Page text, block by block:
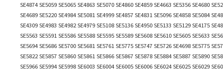
SE4874 SE5059 SE5065 SE4863 SE5070 SE4860 SE4859 SE4663 SE5356 SE4680
SE4689 SE5220 SE4984 SE5081 SE4999 SE4857 SE4831 SE5096 SE4858 SE5084
SE4309 SE4983 SE4982 SE4979 SE5108 SE5136 SE4950 SE5133 SE5129 SE4175
SE5563 SE5591 SE5586 SE5588 SE5595 SE5589 SE5608 SE5610 SE5605 SE5633
SE5694 SE5686 SE5700 SE5681 SE5761 SE5775 SE5747 SE5726 SE4698 SE5775
SE5822 SE5857 SE5860 SE5861 SE5866 SE5867 SE5878 SE5884 SE5887 SE5890
SE5966 SE5994 SE5998 SE6003 SE6004 SE6005 SE6006 SE6024 SE6025 SE6029